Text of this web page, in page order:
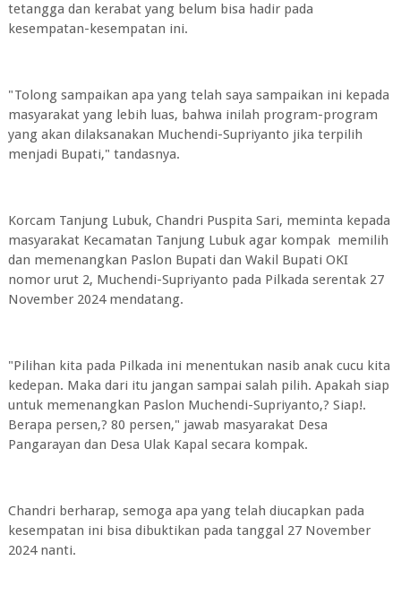
tetangga dan kerabat yang belum bisa hadir pada
kesempatan-kesempatan ini.
"Tolong sampaikan apa yang telah saya sampaikan ini kepada
masyarakat yang lebih luas, bahwa inilah program-program
yang akan dilaksanakan Muchendi-Supriyanto jika terpilih
menjadi Bupati," tandasnya.
Korcam Tanjung Lubuk, Chandri Puspita Sari, meminta kepada
masyarakat Kecamatan Tanjung Lubuk agar kompak memilih
dan memenangkan Paslon Bupati dan Wakil Bupati OKI
nomor urut 2, Muchendi-Supriyanto pada Pilkada serentak 27
November 2024 mendatang.
"Pilihan kita pada Pilkada ini menentukan nasib anak cucu kita
kedepan. Maka dari itu jangan sampai salah pilih. Apakah siap
untuk memenangkan Paslon Muchendi-Supriyanto,? Siap!.
Berapa persen,? 80 persen," jawab masyarakat Desa
Pangarayan dan Desa Ulak Kapal secara kompak.
Chandri berharap, semoga apa yang telah diucapkan pada
kesempatan ini bisa dibuktikan pada tanggal 27 November
2024 nanti.